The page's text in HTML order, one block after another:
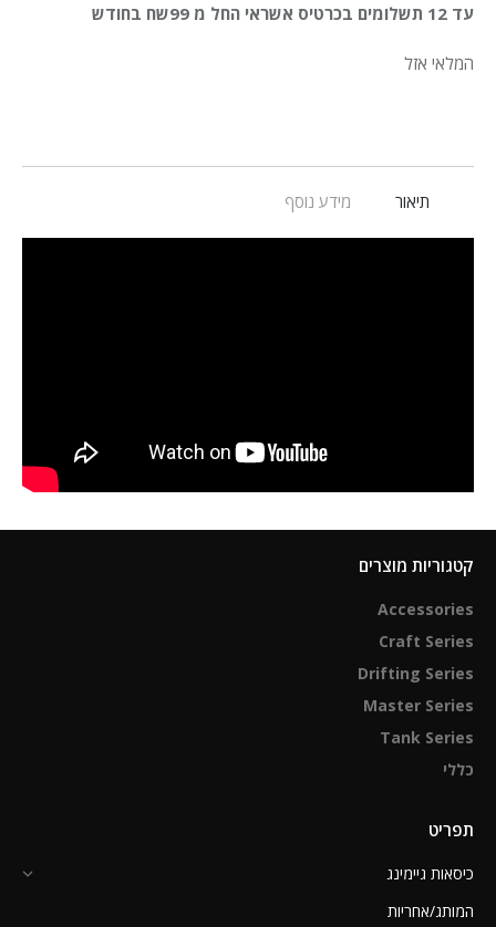
עד 12 תשלומים בכרטיס אשראי החל מ 99שח בחודש
המלאי אזל
תיאור מידע נוסף
קטגוריות מוצרים
Accessories
Craft Series
Drifting Series
Master Series
Tank Series
כללי
תפריט
כיסאות גיימינג
המותג/אחריות